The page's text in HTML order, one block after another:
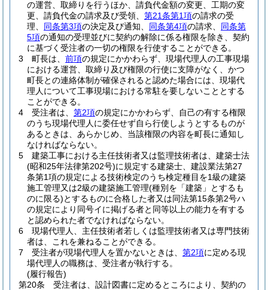
の運営、取締りを行うほか、請負代金額の変更、工期の変
更、請負代金の請求及び受領、 第21条第1項の請求の受
理、 同条第3項の決定及び通知、 同条第4項の請求、 同条第
5項の通知の受理並びに契約の解除に係る権限を除き、契約
に基づく受注者の一切の権限を行使することができる。
3
町長は、 前項の規定にかかわらず、現場代理人の工事現場
における運営、取締り及び権限の行使に支障がなく、かつ
町長との連絡体制が確保されると認めた場合には、現場代
理人について工事現場における常駐を要しないこととする
ことができる。
4
受注者は、 第2項の規定にかかわらず、自己の有する権限
のうち現場代理人に委任せず自ら行使しようとするものが
あるときは、あらかじめ、当該権限の内容を町長に通知し
なければならない。
5
建築工事における主任技術者又は監理技術者は、建築士法
(昭和25年法律第202号)に規定する建築士、建設業法第27
条第1項の規定による技術検定のうち検定種目を1級の建築
施工管理又は2級の建築施工管理(種別を「建築」とするも
のに限る)とするものに合格した者又は同法第15条第2号ハ
の規定により同号イに掲げる者と同等以上の能力を有する
と認められた者でなければならない。
6
現場代理人、主任技術者若しくは監理技術者又は専門技術
者は、これを兼ねることができる。
7
受注者が現場代理人を置かないときは、 第2項に定める現
場代理人の職務は、受注者が執行する。
(履行報告)
第20条
受注者は、設計図書に定めるところにより、契約の